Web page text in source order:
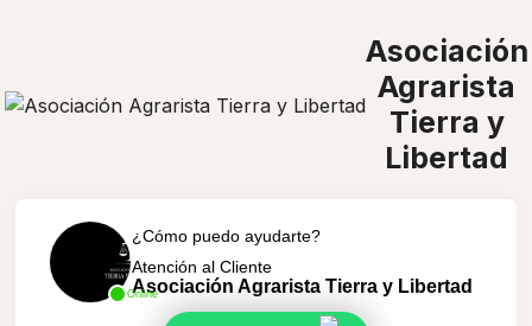
Asociación
Agrarista
Tierra y
Libertad
Online
¿Cómo puedo ayudarte?
Atención al Cliente
Asociación Agrarista Tierra y Libertad